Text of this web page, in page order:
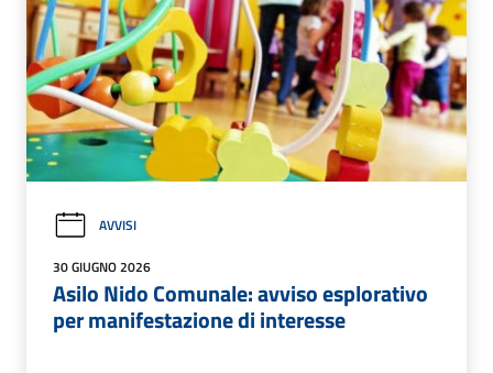
AVVISI
30 GIUGNO 2026
Asilo Nido Comunale: avviso esplorativo
per manifestazione di interesse